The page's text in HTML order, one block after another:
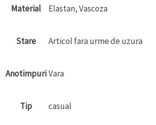
Material Elastan, Vascoza
Stare Articol fara urme de uzura
AnotimpuriVara
Tip casual